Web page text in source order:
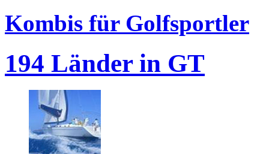
Kombis für Golfsportler
194 Länder in GT